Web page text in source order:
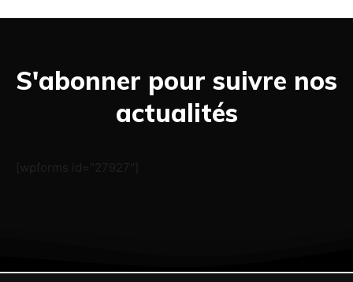
S'abonner pour suivre nos
actualités
[wpforms id="27927"]